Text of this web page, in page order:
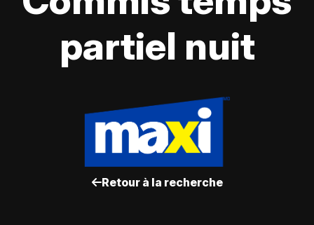
partiel nuit
Retour à la recherche